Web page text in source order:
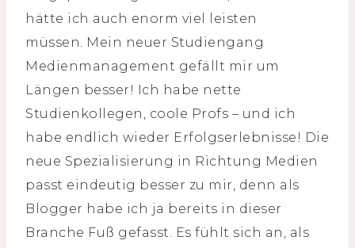
hätte ich auch enorm viel leisten
müssen. Mein neuer Studiengang
Medienmanagement gefällt mir um
Längen besser! Ich habe nette
Studienkollegen, coole Profs – und ich
habe endlich wieder Erfolgserlebnisse! Die
neue Spezialisierung in Richtung Medien
passt eindeutig besser zu mir, denn als
Blogger habe ich ja bereits in dieser
Branche Fuß gefasst. Es fühlt sich an, als